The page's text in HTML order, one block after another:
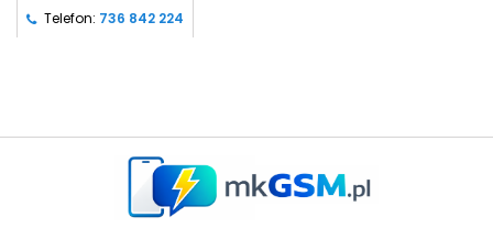
Telefon: 736 842 224